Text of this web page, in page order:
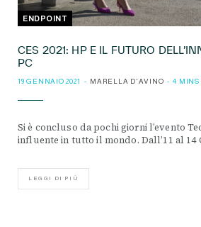
ENDPOINT
CES 2021: HP E IL FUTURO
PC
19 GENNAIO 2021 MARELLA D'AVINO 4 MINS
Si è concluso da pochi giorni l’evento
influente in tutto il mondo. Dall’11 al 14
LEGGI DI PIÙ